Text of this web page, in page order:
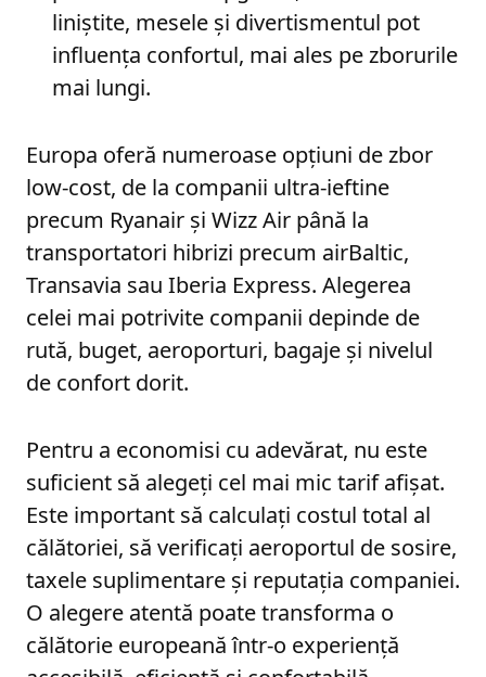
liniștite, mesele și divertismentul pot
influența confortul, mai ales pe zborurile
mai lungi.
Europa oferă numeroase opțiuni de zbor
low-cost, de la companii ultra-ieftine
precum Ryanair și Wizz Air până la
transportatori hibrizi precum airBaltic,
Transavia sau Iberia Express. Alegerea
celei mai potrivite companii depinde de
rută, buget, aeroporturi, bagaje și nivelul
de confort dorit.
Pentru a economisi cu adevărat, nu este
suficient să alegeți cel mai mic tarif afișat.
Este important să calculați costul total al
călătoriei, să verificați aeroportul de sosire,
taxele suplimentare și reputația companiei.
O alegere atentă poate transforma o
călătorie europeană într-o experiență